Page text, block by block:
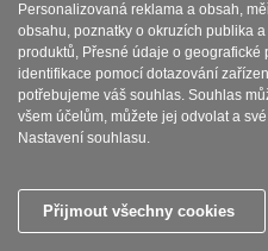
SUBAJA
130mm +
Seburo
Damascus
AKCE 1+1
Personalizovaná reklama a obsah,
obsahu, poznatky o okruzích publika a
produktů, Přesné údaje o geografické
identifikace pomocí dotazování
potřebujeme váš souhlas. Souhlas
všem účelům, můžete jej odvolat a
Nastavení souhlasu.
Přijmout všechny cookies